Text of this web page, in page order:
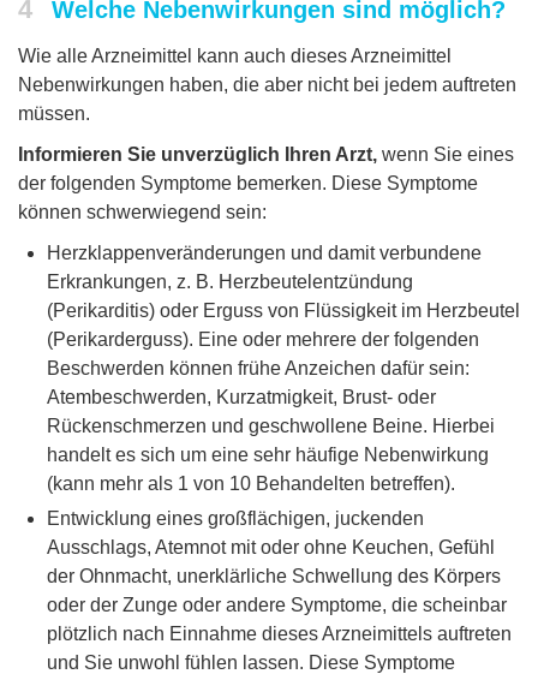
4 Welche Nebenwirkungen sind möglich?
Wie alle Arzneimittel kann auch dieses Arzneimittel
Nebenwirkungen haben, die aber nicht bei jedem auftreten
müssen.
Informieren Sie unverzüglich Ihren Arzt, wenn Sie eines
der folgenden Symptome bemerken. Diese Symptome
können schwerwiegend sein:
Herzklappenveränderungen und damit verbundene
Erkrankungen, z. B. Herzbeutelentzündung
(Perikarditis) oder Erguss von Flüssigkeit im Herzbeutel
(Perikarderguss). Eine oder mehrere der folgenden
Beschwerden können frühe Anzeichen dafür sein:
Atembeschwerden, Kurzatmigkeit, Brust- oder
Rückenschmerzen und geschwollene Beine. Hierbei
handelt es sich um eine sehr häufige Nebenwirkung
(kann mehr als 1 von 10 Behandelten betreffen).
Entwicklung eines großflächigen, juckenden
Ausschlags, Atemnot mit oder ohne Keuchen, Gefühl
der Ohnmacht, unerklärliche Schwellung des Körpers
oder der Zunge oder andere Symptome, die scheinbar
plötzlich nach Einnahme dieses Arzneimittels auftreten
und Sie unwohl fühlen lassen. Diese Symptome